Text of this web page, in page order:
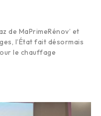
de MaPrimeRénov’ et
l’État fait désormais
le chauffage